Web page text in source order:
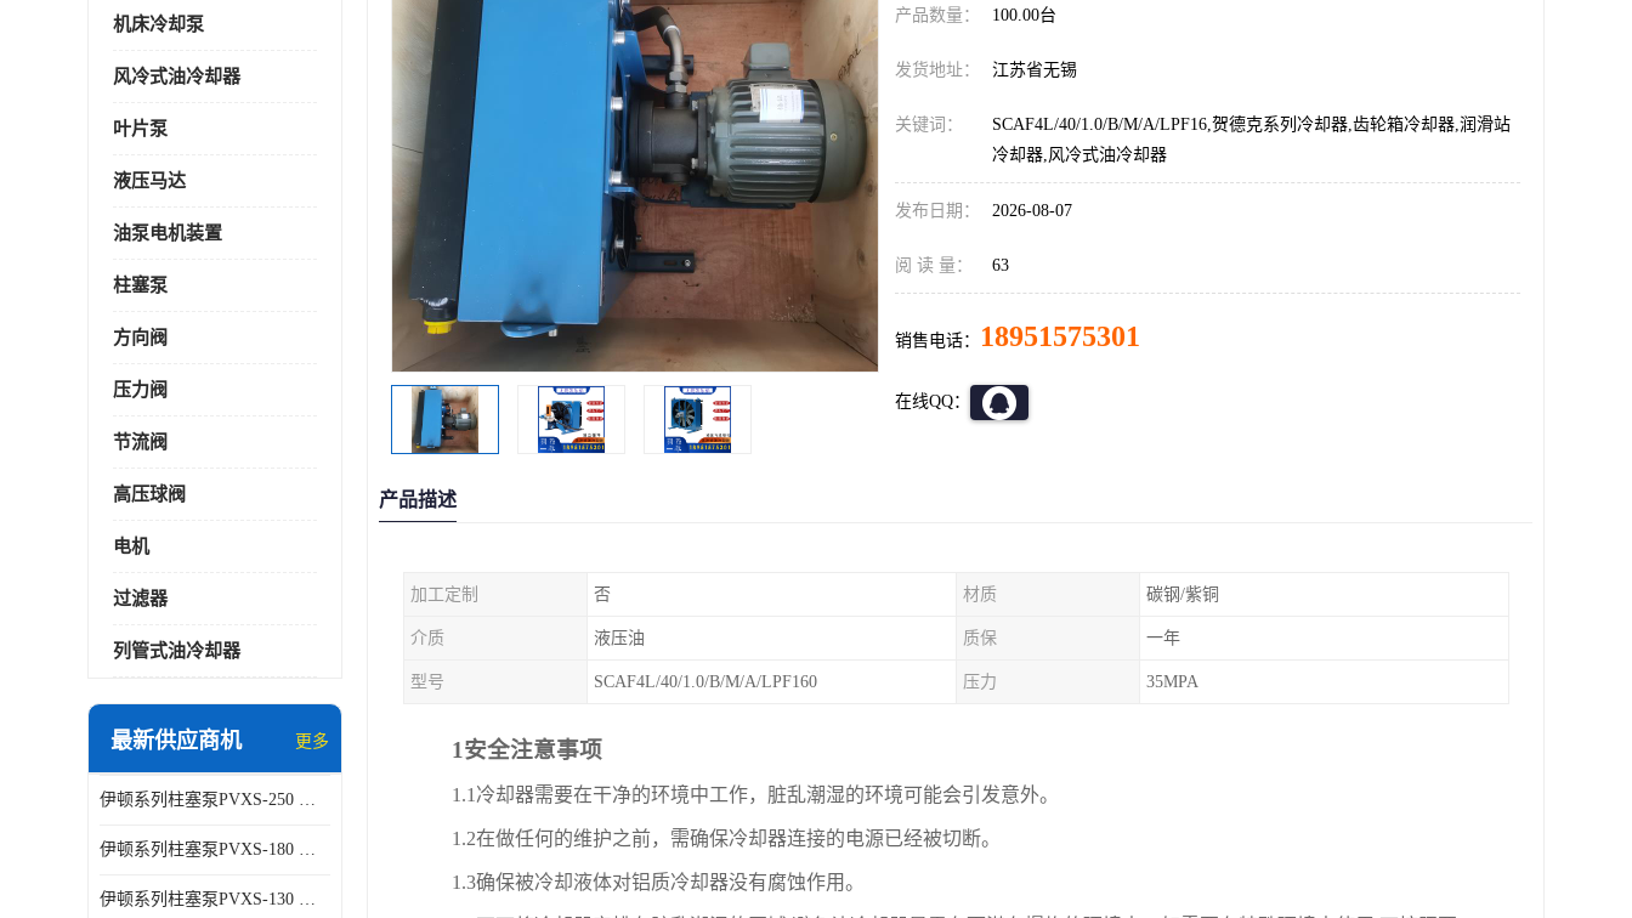
机床冷却泵
风冷式油冷却器
叶片泵
液压马达
油泵电机装置
柱塞泵
方向阀
压力阀
节流阀
高压球阀
电机
过滤器
列管式油冷却器
最新供应商机 更多
伊顿系列柱塞泵PVXS-250 钢铁厂液压系统增压油泵
伊顿系列柱塞泵PVXS-180 钢铁厂液压系统增压油泵
伊顿系列柱塞泵PVXS-130 钢铁厂液压系统增压油泵
产品数量： 100.00台
发货地址： 江苏省无锡
关键词：
SCAF4L/40/1.0/B/M/A/LPF16,贺德克系列冷却器,齿轮箱冷却器,润滑站
冷却器,风冷式油冷却器
发布日期： 2026-08-07
阅 读 量： 63
销售电话： 18951575301
在线QQ：
产品描述
加工定制 否 材质 碳钢/紫铜
介质 液压油 质保 一年
型号 SCAF4L/40/1.0/B/M/A/LPF160 压力 35MPA
1安全注意事项
1.1 冷却器需要在干净的环境中工作，脏乱潮湿的环境可能会引发意外。
1.2在做任何的维护之前，需确保冷却器连接的电源已经被切断。
1.3确保被冷却液体对铝质冷却器没有腐蚀作用。